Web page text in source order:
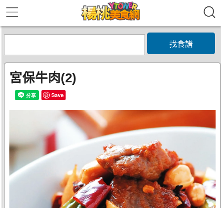
找食譜
宮保牛肉(2)
Save